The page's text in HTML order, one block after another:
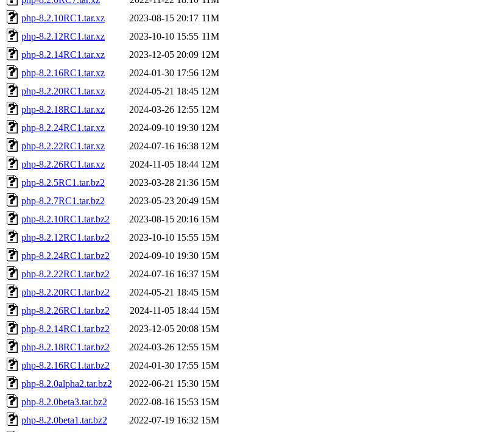
php-8.2.10RC1.tar.xz
2023-08-15 20:17 11M
php-8.2.12RC1.tar.xz
2023-10-10 15:55 11M
php-8.2.14RC1.tar.xz
2023-12-05 20:09 12M
php-8.2.16RC1.tar.xz
2024-01-30 17:56 12M
php-8.2.20RC1.tar.xz
2024-05-21 18:45 12M
php-8.2.18RC1.tar.xz
2024-03-26 12:55 12M
php-8.2.24RC1.tar.xz
2024-09-10 19:30 12M
php-8.2.22RC1.tar.xz
2024-07-16 16:38 12M
php-8.2.26RC1.tar.xz
2024-11-05 18:44 12M
php-8.2.5RC1.tar.bz2
2023-03-28 21:36 15M
php-8.2.7RC1.tar.bz2
2023-05-23 20:49 15M
php-8.2.10RC1.tar.bz2
2023-08-15 20:16 15M
php-8.2.12RC1.tar.bz2
2023-10-10 15:55 15M
php-8.2.24RC1.tar.bz2
2024-09-10 19:30 15M
php-8.2.22RC1.tar.bz2
2024-07-16 16:37 15M
php-8.2.20RC1.tar.bz2
2024-05-21 18:45 15M
php-8.2.26RC1.tar.bz2
2024-11-05 18:44 15M
php-8.2.14RC1.tar.bz2
2023-12-05 20:08 15M
php-8.2.18RC1.tar.bz2
2024-03-26 12:55 15M
php-8.2.16RC1.tar.bz2
2024-01-30 17:55 15M
php-8.2.0alpha2.tar.bz2
2022-06-21 15:30 15M
php-8.2.0beta3.tar.bz2
2022-08-16 15:53 15M
php-8.2.0beta1.tar.bz2
2022-07-19 16:32 15M